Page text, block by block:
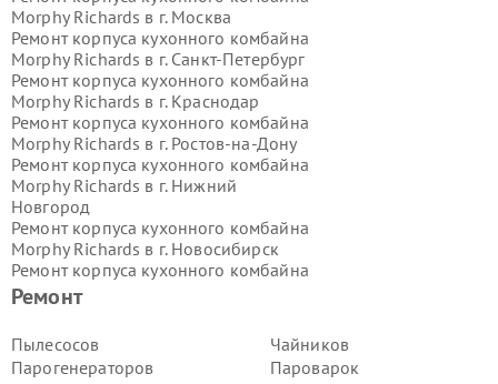
Ремонт
Пылесосов
Парогенераторов
Чайников
Пароварок
Morphy Richards в г. Москва
Ремонт корпуса кухонного комбайна
Morphy Richards в г. Санкт-Петербург
Ремонт корпуса кухонного комбайна
Morphy Richards в г. Краснодар
Ремонт корпуса кухонного комбайна
Morphy Richards в г. Ростов-на-Дону
Ремонт корпуса кухонного комбайна
Morphy Richards в г. Нижний
Новгород
Ремонт корпуса кухонного комбайна
Morphy Richards в г. Новосибирск
Ремонт корпуса кухонного комбайна
Morphy Richards в г.
Ремонт корпуса кухонного комбайна
Ремонт корпуса кухонного комбайна
Morphy Richards в г.